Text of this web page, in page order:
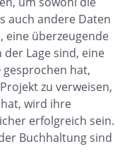
auch andere Daten
eine überzeugende
der Lage sind, eine
gesprochen hat,
zu verweisen,
wird ihre
erfolgreich sein.
Buchhaltung sind